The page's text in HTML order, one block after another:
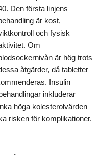
Den första linjens
är kost,
och fysisk
Om
är hög trots
åtgärder, då tabletter
Insulin
inkluderar
höga kolesterolvärden
risken för komplikationer.